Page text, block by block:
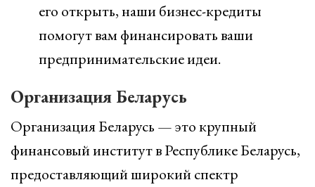
его открыть, наши бизнес-кредиты
помогут вам финансировать ваши
предпринимательские идеи.
Организация Беларусь
Организация Беларусь — это крупный
финансовый институт в Республике Беларусь,
предоставляющий широкий спектр